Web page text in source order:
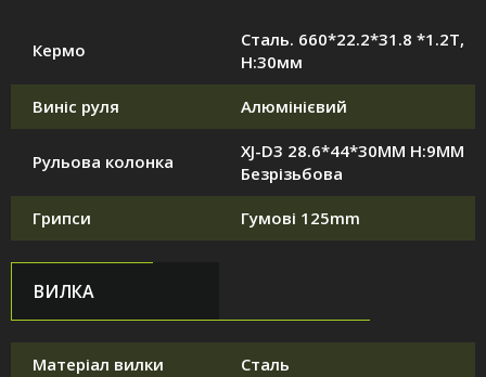
Кермо
Сталь. 660*22.2*31.8 *1.2T,
H:30мм
Виніс руля Алюмінієвий
Рульова колонка
XJ-D3 28.6*44*30MM H:9MM
Безрізьбова
Грипси Гумові 125mm
ВИЛКА
Матеріал вилки Сталь